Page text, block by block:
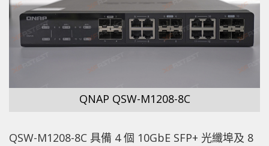
QNAP QSW-M1208-8C
QSW-M1208-8C 具備 4 個 10GbE SFP+ 光纖埠及 8